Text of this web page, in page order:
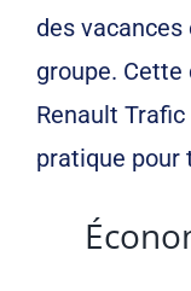
des
groupe.
Renault
pratique pour